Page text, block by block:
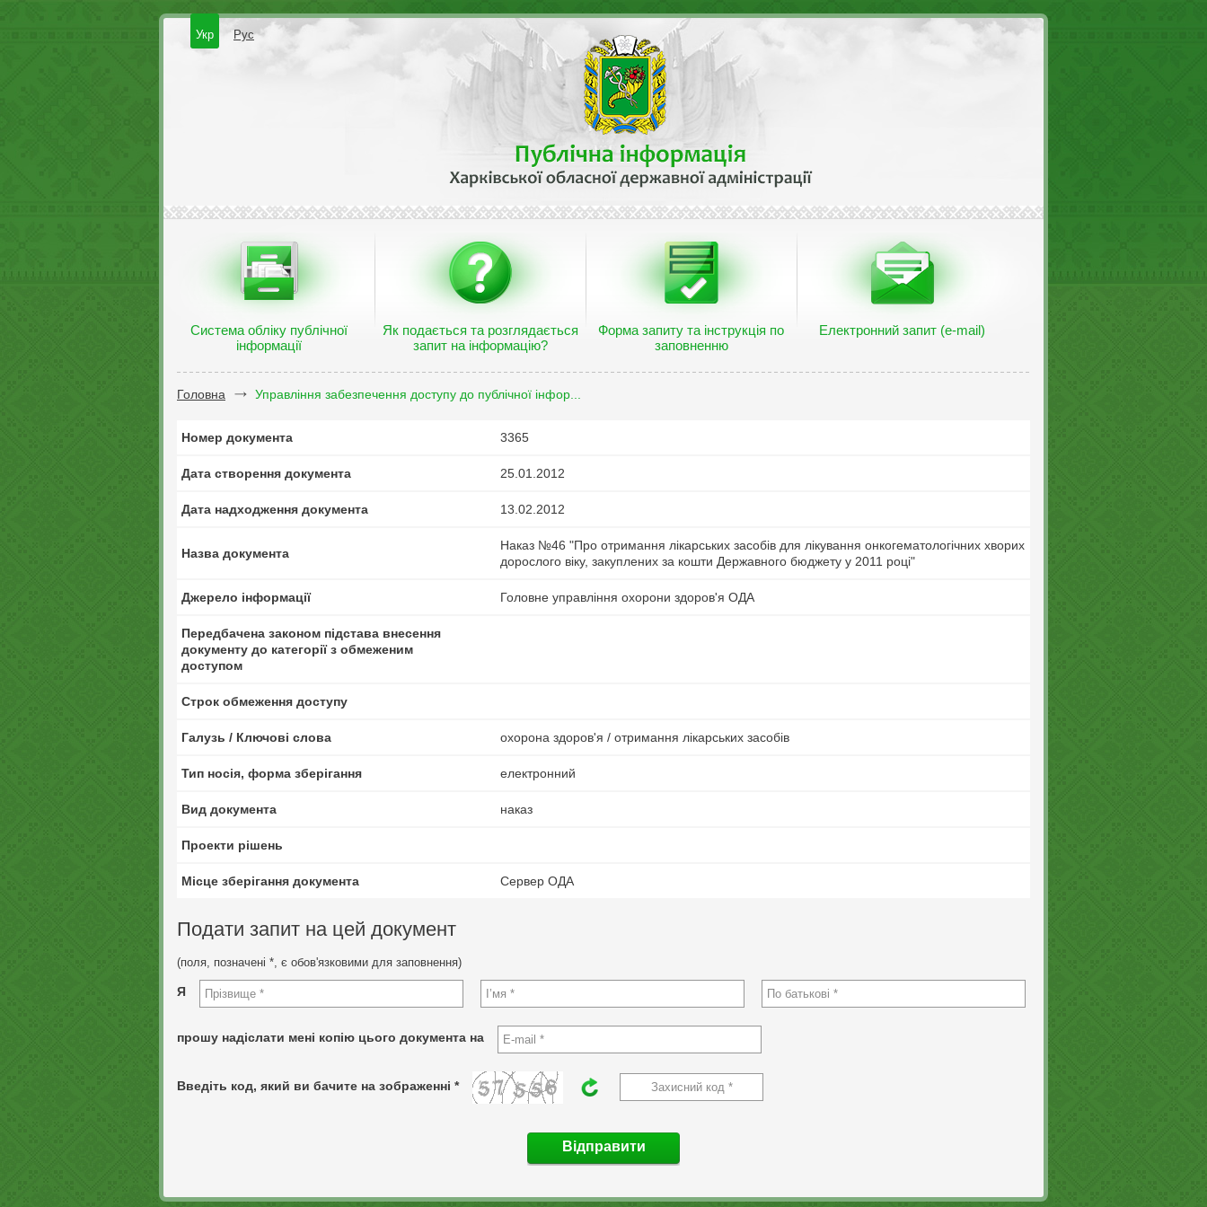
Укр Рус
Система обліку публічної
інформації
Як подається та розглядається
запит на інформацію?
Форма запиту та інструкція по
заповненню
Електронний запит (e-mail)
Головна Управління забезпечення доступу до публічної інфор...
Номер документа 3365
Дата створення документа 25.01.2012
Дата надходження документа 13.02.2012
Назва документа
Наказ №46 "Про отримання лікарських засобів для лікування онкогематологічних хворих
дорослого віку, закуплених за кошти Державного бюджету у 2011 році"
Джерело інформації Головне управління охорони здоров'я ОДА
Передбачена законом підстава внесення
документу до категорії з обмеженим
доступом
Строк обмеження доступу
Галузь / Ключові слова охорона здоров'я / отримання лікарських засобів
Тип носія, форма зберігання електронний
Вид документа наказ
Проекти рішень
Місце зберігання документа Сервер ОДА
Подати запит на цей документ
(поля, позначені *, є обов'язковими для заповнення)
Я
прошу надіслати мені копію цього документа на
Введіть код, який ви бачите на зображенні *